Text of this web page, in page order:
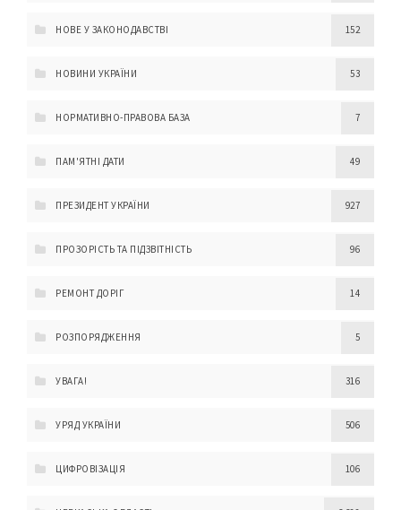
НОВЕ У ЗАКОНОДАВСТВІ 152
НОВИНИ УКРАЇНИ 53
НОРМАТИВНО-ПРАВОВА БАЗА 7
ПАМ'ЯТНІ ДАТИ 49
ПРЕЗИДЕНТ УКРАЇНИ 927
ПРОЗОРІСТЬ ТА ПІДЗВІТНІСТЬ 96
РЕМОНТ ДОРІГ 14
РОЗПОРЯДЖЕННЯ 5
УВАГА! 316
УРЯД УКРАЇНИ 506
ЦИФРОВІЗАЦІЯ 106